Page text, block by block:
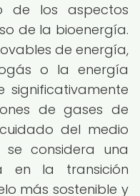
de los aspectos
de la bioenergía.
de energía,
o la energía
significativamente
de gases de
del medio
se considera una
en la transición
más sostenible y